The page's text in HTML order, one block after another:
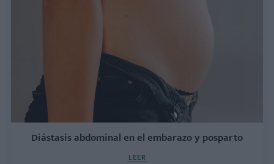
Diástasis abdominal en el embarazo y posparto
LEER